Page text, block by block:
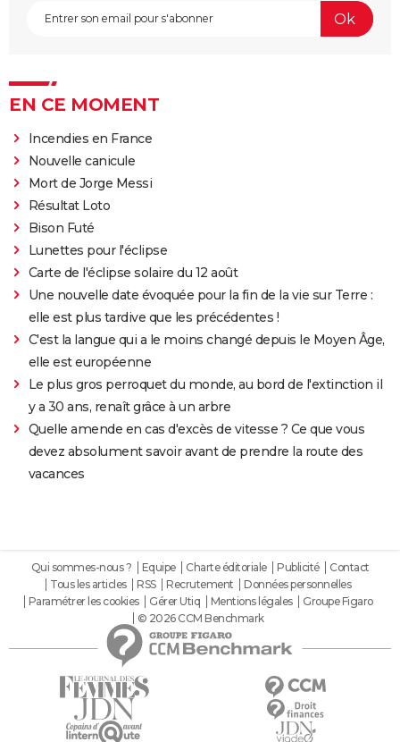
EN CE MOMENT
Incendies en France
Nouvelle canicule
Mort de Jorge Messi
Résultat Loto
Bison Futé
Lunettes pour l'éclipse
Carte de l'éclipse solaire du 12 août
Une nouvelle date évoquée pour la fin de la vie sur Terre :
elle est plus tardive que les précédentes !
C'est la langue qui a le moins changé depuis le Moyen Âge,
elle est européenne
Le plus gros perroquet du monde, au bord de l'extinction il
y a 30 ans, renaît grâce à un arbre
Quelle amende en cas d'excès de vitesse ? Ce que vous
devez absolument savoir avant de prendre la route des
vacances
Qui sommes-nous ? Equipe Charte éditoriale Publicité
Contact
Tous les articles
RSS Recrutement
Données personnelles
Paramétrer les cookies
Gérer Utiq Mentions légales
Groupe Figaro
© 2026 CCM Benchmark